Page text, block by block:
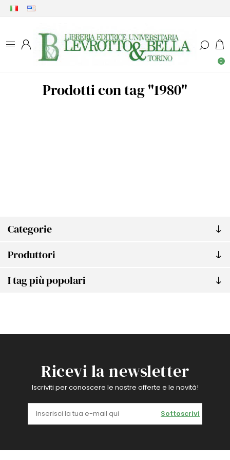
0
Categorie
Produttori
I tag più popolari
Prodotti con tag "1980"
Ricevi la newsletter
Iscriviti per conoscere le nostre offerte e le novità!
Sottoscrivi